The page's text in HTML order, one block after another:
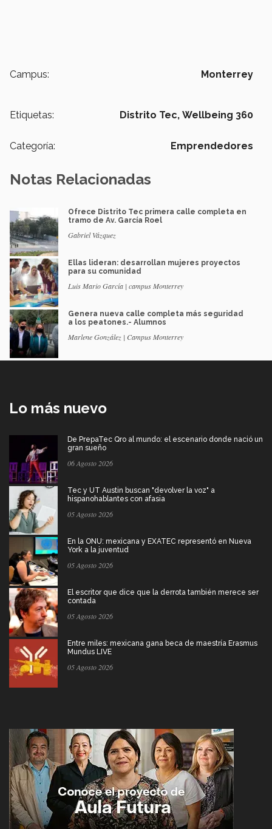
Campus: Monterrey
Etiquetas: Distrito Tec, Wellbeing 360
Categoría: Emprendedores
Notas Relacionadas
Ofrece Distrito Tec primera calle completa en
tramo de Av. García Roel
Gabriel Vázquez
Ellas lideran: desarrollan mujeres proyectos
para su comunidad
Luis Mario García | campus Monterrey
Genera nueva calle completa más seguridad
a los peatones.- Alumnos
Marlene González | Campus Monterrey
Lo más nuevo
De PrepaTec Qro al mundo: el escenario donde nació un
gran sueño
06 Agosto 2026
Tec y UT Austin buscan "devolver la voz" a
hispanohablantes con afasia
05 Agosto 2026
En la ONU: mexicana y EXATEC representó en Nueva
York a la juventud
05 Agosto 2026
El escritor que dice que la derrota también merece ser
contada
05 Agosto 2026
Entre miles: mexicana gana beca de maestría Erasmus
Mundus LIVE
05 Agosto 2026